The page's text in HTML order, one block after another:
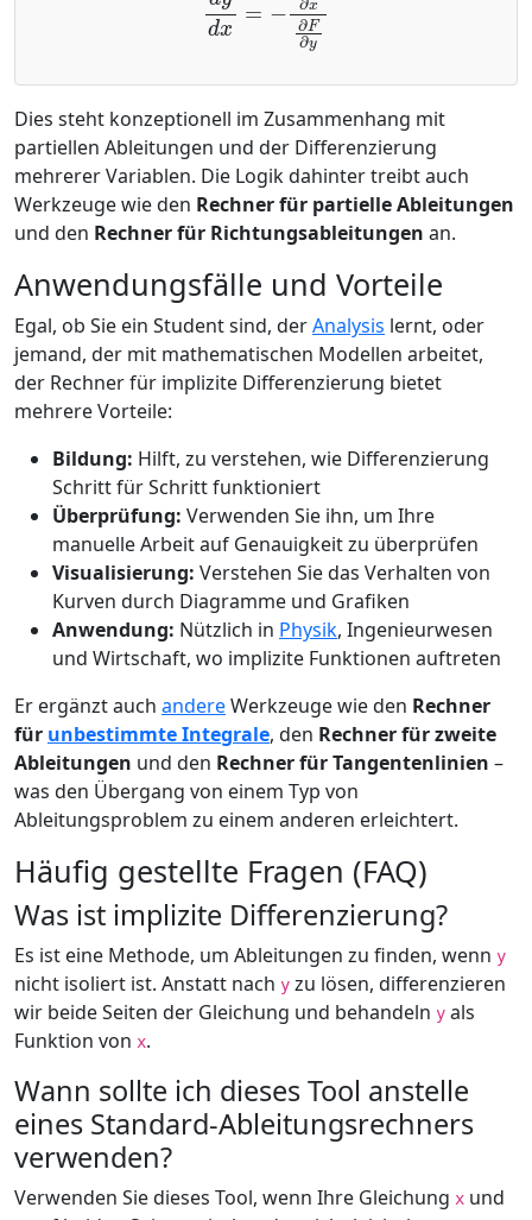
Dies steht konzeptionell im Zusammenhang mit
partiellen Ableitungen und der Differenzierung
mehrerer Variablen. Die Logik dahinter treibt auch
Werkzeuge wie den Rechner für partielle Ableitungen
und den Rechner für Richtungsableitungen an.
Anwendungsfälle und Vorteile
Egal, ob Sie ein Student sind, derAnalysis lernt, oder
jemand, der mit mathematischen Modellen arbeitet,
der Rechner für implizite Differenzierung bietet
mehrere Vorteile:
Bildung: Hilft, zu verstehen, wie Differenzierung
Schritt für Schritt funktioniert
Überprüfung: Verwenden Sie ihn, um Ihre
manuelle Arbeit auf Genauigkeit zu überprüfen
Visualisierung: Verstehen Sie das Verhalten von
Kurven durch Diagramme und Grafiken
Anwendung: Nützlich in Physik, Ingenieurwesen
und Wirtschaft, wo implizite Funktionen auftreten
Er ergänzt auch andereWerkzeuge wie den Rechner
für unbestimmte Integrale, den Rechner für zweite
Ableitungen und den Rechner für Tangentenlinien –
was den Übergang von einem Typ von
Ableitungsproblem zu einem anderen erleichtert.
Häufig gestellte Fragen (FAQ)
Was ist implizite Differenzierung?
Es ist eine Methode, um Ableitungen zu finden, wenn y
nicht isoliert ist. Anstatt nach y zu lösen, differenzieren
wir beide Seiten der Gleichung und behandeln y als
Funktion von x.
Wann sollte ich dieses Tool anstelle
eines Standard-Ableitungsrechners
verwenden?
Verwenden Sie dieses Tool, wenn Ihre Gleichung x und